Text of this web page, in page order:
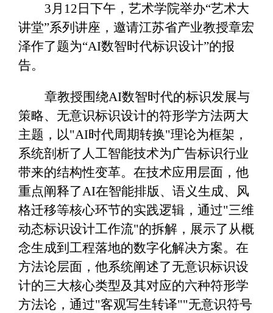
3月12日下午，艺术学院举办“艺术大
讲堂”系列讲座，邀请江苏省产业教授章宏
泽作了题为“AI数智时代标识设计”的报
告。
章教授围绕AI数智时代的标识发展与
策略、无意识标识设计的符形学方法两大
主题，以"AI时代周期转换"理论为框架，
系统剖析了人工智能技术为广告标识行业
带来的结构性变革。在技术应用层面，他
重点阐释了AI在智能排版、语义生成、风
格迁移等核心环节的实践逻辑，通过"三维
动态标识设计工作流"的拆解，展示了从概
念生成到工程落地的数字化解决方案。在
方法论层面，他系统阐述了无意识标识设
计的三大核心类型及其对应的六种符形学
方法论，通过"客观写生转译""无意识符号